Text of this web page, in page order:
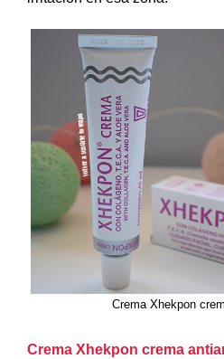
Crema Xhekpon
Crema Xhekpon crema